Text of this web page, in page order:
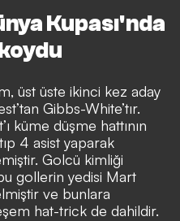
Kupası'nda
üst üste ikinci kez aday
Gibbs-White’tır.
küme düşme hattının
4 asist yaparak
Golcü kimliği
gollerin yedisi Mart
ve bunlara
hat-trick de dahildir.